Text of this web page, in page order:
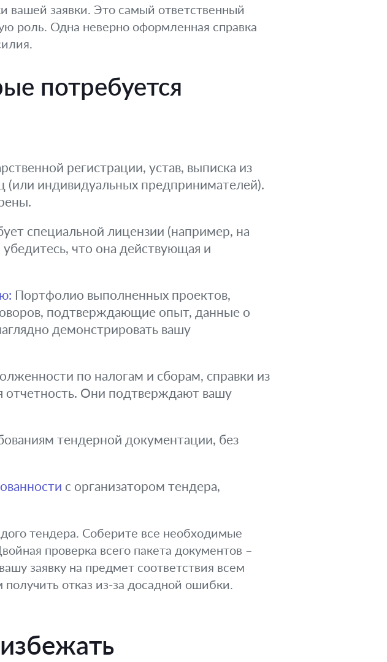
вашей заявки. Это самый ответственный
роль. Одна неверно оформленная справка
потребуется
регистрации, устав, выписка из
(или индивидуальных предпринимателей).
специальной лицензии (например, на
что она действующая и
Портфолио выполненных проектов,
подтверждающие опыт, данные о
демонстрировать вашу
по налогам и сборам, справки из
отчетность. Они подтверждают вашу
тендерной документации, без
с организатором тендера,
тендера. Соберите все необходимые
проверка всего пакета документов –
заявку на предмет соответствия всем
отказ из-за досадной ошибки.